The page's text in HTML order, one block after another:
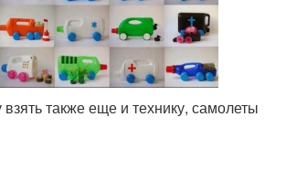
также еще и технику, самолеты